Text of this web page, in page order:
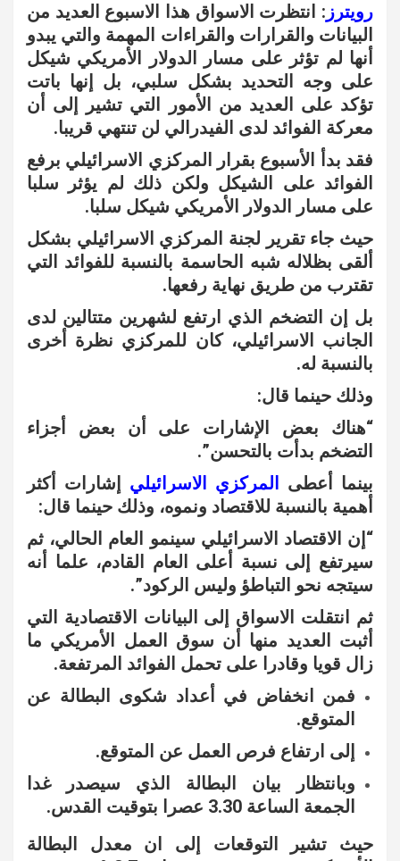
رويترز : انتظرت الاسواق هذا الاسبوع العديد من
البيانات والقرارات والقراءات المهمة والتي يبدو
أنها لم تؤثر على مسار الدولار الأمريكي شيكل
على وجه التحديد بشكل سلبي، بل إنها باتت
تؤكد على العديد من الأمور التي تشير إلى أن
معركة الفوائد لدى الفيدرالي لن تنتهي قريبا.
فقد بدأ الأسبوع بقرار المركزي الاسرائيلي برفع
الفوائد على الشيكل ولكن ذلك لم يؤثر سلبا
على مسار الدولار الأمريكي شيكل سلبا.
حيث جاء تقرير لجنة المركزي الاسرائيلي بشكل
ألقى بظلاله شبه الحاسمة بالنسبة للفوائد التي
تقترب من طريق نهاية رفعها.
بل إن التضخم الذي ارتفع لشهرين متتالين لدى
الجانب الاسرائيلي، كان للمركزي نظرة أخرى
بالنسبة له.
وذلك حينما قال:
“هناك بعض الإشارات على أن بعض أجزاء
التضخم بدأت بالتحسن”.
بينما أعطى
المركزي الاسرائيلي إشارات أكثر
أهمية بالنسبة للاقتصاد ونموه، وذلك حينما قال:
“إن الاقتصاد الاسرائيلي سينمو العام الحالي، ثم
سيرتفع إلى نسبة أعلى العام القادم، علما أنه
سيتجه نحو التباطؤ وليس الركود”.
ثم انتقلت الاسواق إلى البيانات الاقتصادية التي
أثبت العديد منها أن سوق العمل الأمريكي ما
زال قويا وقادرا على تحمل الفوائد المرتفعة.
فمن انخفاض في أعداد شكوى البطالة عن
المتوقع.
إلى ارتفاع فرص العمل عن المتوقع.
وبانتظار بيان البطالة الذي سيصدر غدا
الجمعة الساعة 3.30 عصرا بتوقيت القدس.
حيث تشير التوقعات إلى ان معدل البطالة